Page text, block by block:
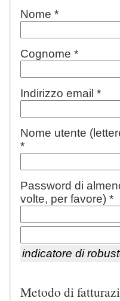
Nome *
Cognome *
Indirizzo email *
Nome utente
*
Password di
volte, per favore) *
indicatore di
Metodo di